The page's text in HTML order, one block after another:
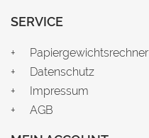
SERVICE
Papiergewichtsrechner
Datenschutz
Impressum
AGB